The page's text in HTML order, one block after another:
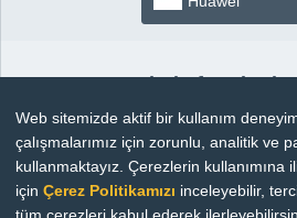
Sosyal
Copyright © 2026 |Bilgi
Web sitemizde aktif bir kullanım
çalışmalarımız için zorunlu, analitik ve
kullanmaktayız. Çerezlerin kullanımına
içinÇerez Politikamızı inceleyebilir,
tüm çerezleri kabul ederek